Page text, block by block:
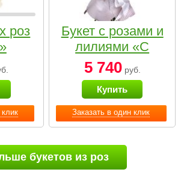
роз
Заказать в один клик
Букет с розами и
лилиями «С
наилучшими
пожеланиями»
5 740руб.
Купить
букетов из роз